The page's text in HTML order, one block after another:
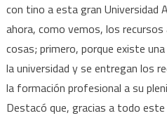
con tino a esta gran Universidad
ahora, como vemos, los recursos
cosas; primero, porque existe
la universidad y se entregan los
la formación profesional a su
Destacó que, gracias a todo